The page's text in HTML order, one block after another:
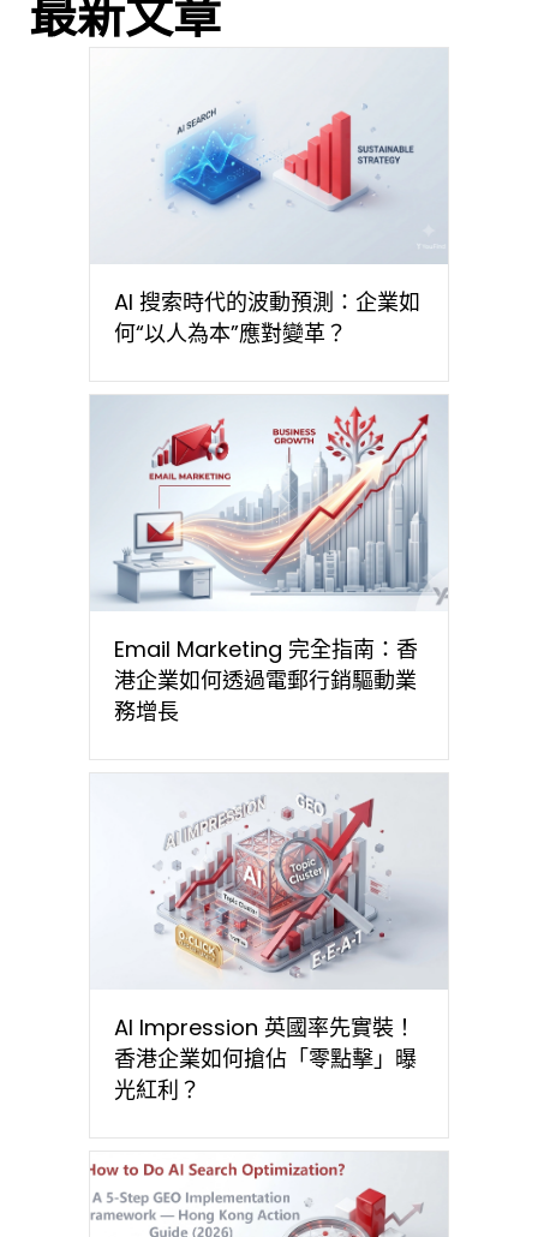
最新文章
AI 搜索時代的波動預測：企業如
何“以人為本”應對變革？
Email Marketing 完全指南：香
港企業如何透過電郵行銷驅動業
務增長
AI Impression 英國率先實裝！
香港企業如何搶佔「零點擊」曝
光紅利？